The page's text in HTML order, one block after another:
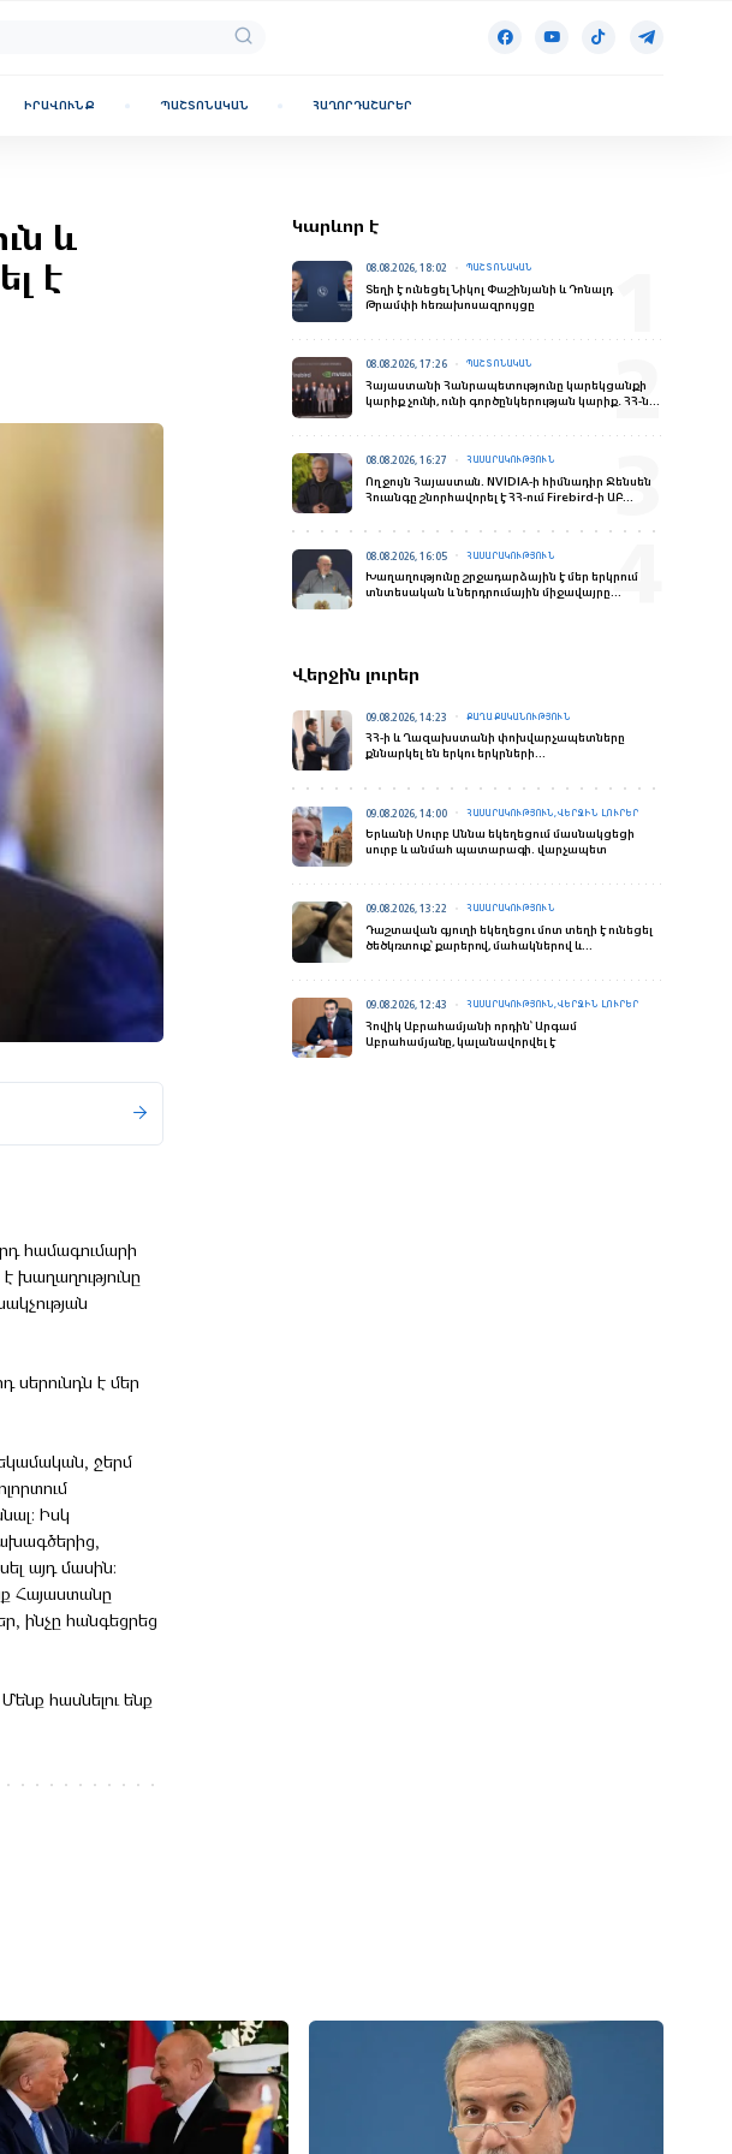
ԻՐԱՎՈՒՆՔ ՊԱՇՏՈՆԱԿԱՆ ՀԱՂՈՐԴԱՇԱՐԵՐ
և
է
համագումարի
է խաղաղությունը
սերունդն է մեր
ջերմ
Իսկ
այդ մասին։
Հայաստանը
ինչը հանգեցրեց
հասնելու ենք
Կարևոր է
08.08.2026, 18:02 ՊԱՇՏՈՆԱԿԱՆ
Տեղի է ունեցել Նիկոլ Փաշինյանի և Դոնալդ
Թրամփի հեռախոսազրույցը
08.08.2026, 17:26 ՊԱՇՏՈՆԱԿԱՆ
Հայաստանի Հանրապետությունը կարեկցանքի
կարիք չունի, ունի գործընկերության կարիք․ ՀՀ-ն
08.08.2026, 16:27 ՀԱՍԱՐԱԿՈՒԹՅՈՒՆ
Ողջույն Հայաստան. NVIDIA-ի հիմնադիր Ջենսեն
Հուանգը շնորհավորել է ՀՀ-ում Firebird-ի ԱԲ
08.08.2026, 16:05 ՀԱՍԱՐԱԿՈՒԹՅՈՒՆ
Խաղաղությունը շրջադարձային է մեր երկրում
տնտեսական և ներդրումային միջավայրը
Վերջին լուրեր
09.08.2026, 14:23 ՔԱՂԱՔԱԿԱՆՈՒԹՅՈՒՆ
ՀՀ-ի և Ղազախստանի փոխվարչապետները
քննարկել են երկու երկրների
թվայնացման և արհեստական բանականության
09.08.2026, 14:00 ՀԱՍԱՐԱԿՈՒԹՅՈՒՆ,ՎԵՐՋԻՆ ԼՈՒՐԵՐ
Երևանի Սուրբ Աննա եկեղեցում մասնակցեցի
սուրբ և անմահ պատարագի. վարչապետ
09.08.2026, 13:22 ՀԱՍԱՐԱԿՈՒԹՅՈՒՆ
Դաշտավան գյուղի եկեղեցու մոտ տեղի է ունեցել
ծեծկռտուք՝ քարերով, մահակներով և
09.08.2026, 12:43 ՀԱՍԱՐԱԿՈՒԹՅՈՒՆ,ՎԵՐՋԻՆ ԼՈՒՐԵՐ
Հովիկ Աբրահամյանի որդին՝ Արգամ
Աբրահամյանը, կալանավորվել է